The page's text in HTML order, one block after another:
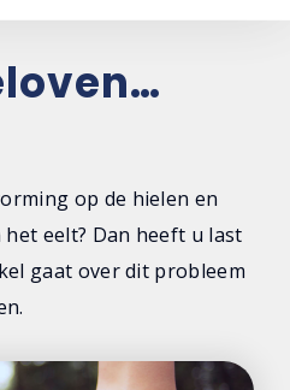
op de hielen en
eelt? Dan heeft u last
gaat over dit probleem